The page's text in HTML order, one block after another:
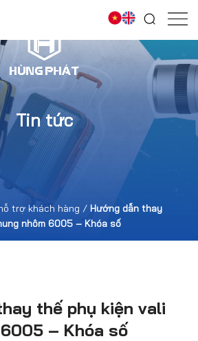
Tin tức
trợ khách hàng / Hướng dẫn thay
nhôm 6005 – Khóa số
thế phụ kiện vali
– Khóa số